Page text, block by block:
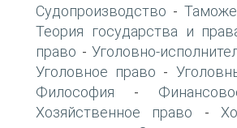
Судопроизводство -
Теория государства и
право - Уголовно-
Уголовное право -
Философия -
Хозяйственное право -